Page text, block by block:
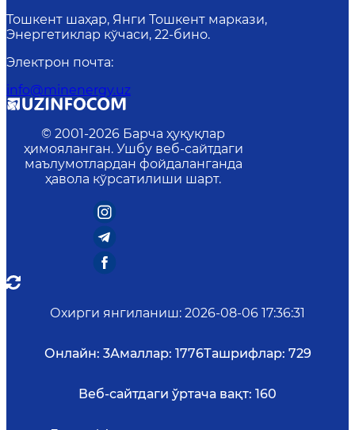
Тошкент шаҳар, Янги Тошкент маркази,
Энергетиклар кўчаси, 22-бино.
Электрон почта:
info@minenergy.uz
© 2001-2026 Барча ҳуқуқлар
ҳимояланган. Ушбу веб-сайтдаги
маълумотлардан фойдаланганда
ҳавола кўрсатилиши шарт.
Охирги янгиланиш: 2026-08-06 17:36:31
Онлайн: 3Амаллар: 1776Ташрифлар: 729
Веб-сайтдаги ўртача вақт: 160